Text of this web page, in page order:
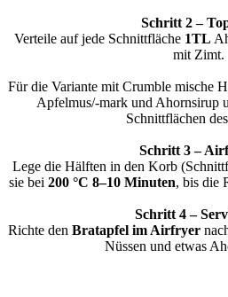
Schritt 2 –
Verteile auf jede Schnittfläche 1TL
mit Zimt.
Für die Variante mit Crumble mische
Apfelmus/-mark und Ahornsirup
Schnittflächen
Schritt 3 –
Lege die Hälften in den Korb
sie bei 200 °C 8–10 Minuten, bis die
Schritt 4 –
Richte den Bratapfel im Airfryer
Nüssen und etwas